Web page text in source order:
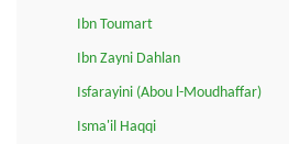
Ibn Toumart
Ibn Zayni Dahlan
Isfarayini (Abou l-Moudhaffar)
Isma'il Haqqi